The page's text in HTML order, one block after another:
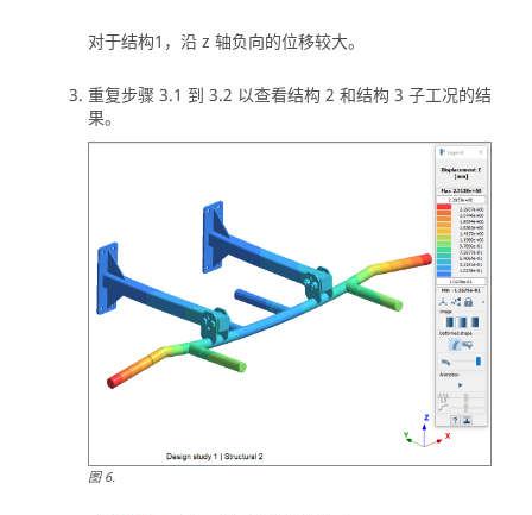
对于结构1，沿 z 轴负向的位移较大。
重复步骤 3.1 到 3.2 以查看结构 2 和结构 3 子工况的结
果。
图6.